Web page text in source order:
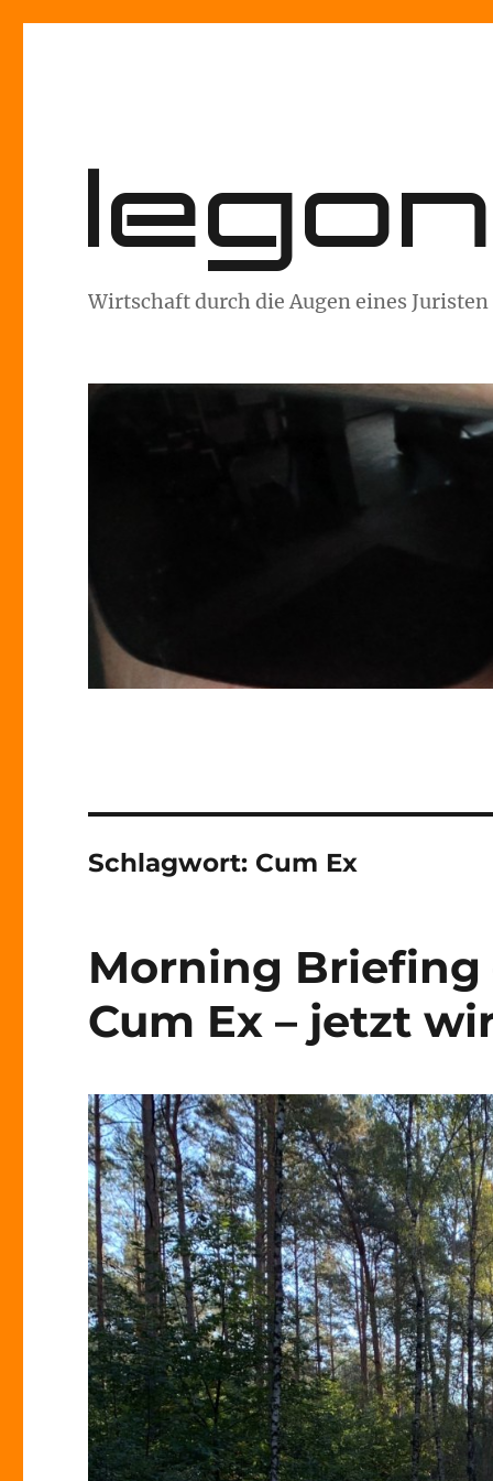
Wirtschaft durch die Augen eines Juristen
Schlagwort: Cum Ex
Morning Briefing
Cum Ex – jetzt